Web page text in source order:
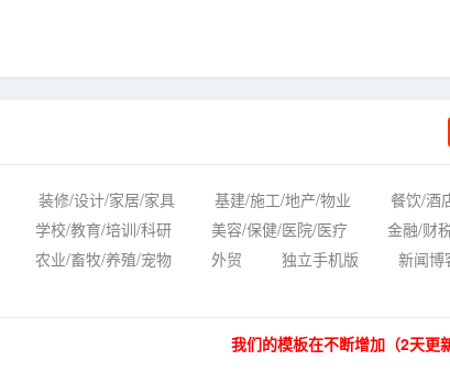
装修/设计/家居/家具 基建/施工/地产/物业
餐饮/酒
学校/教育/培训/科研 美容/保健/医院/医疗
金融/财
农业/畜牧/养殖/宠物 外贸 独立手机版 新闻博
我们的模板在不断增加（2天更